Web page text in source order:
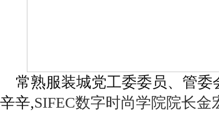
常熟服装城党工委委员、管委
辛辛,SIFEC数字时尚学院院长金